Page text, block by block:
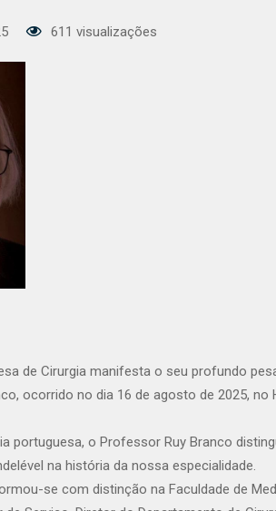
611 visualizações
de Cirurgia manifesta o seu profundo
ocorrido no dia 16 de agosto de 2025,
portuguesa, o Professor Ruy Branco
na história da nossa especialidade.
se com distinção na Faculdade de